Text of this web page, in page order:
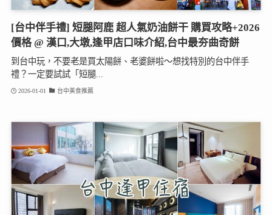
[台中伴手禮] 短腿阿鹿 超人氣奶油餅干 購買攻略+2026
價格 @ 漢口,大墩,逢甲店口味介紹,台中最夯曲奇餅
到台中玩，不要老是買太陽餅、老婆餅啦～想找特別的台中伴手
禮？一定要試試「短腿...
2026-01-01 台中美食推薦